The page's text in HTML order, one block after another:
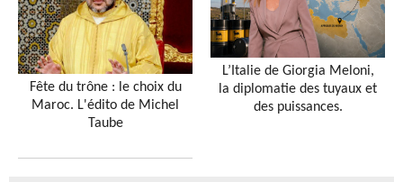
Fête du trône : le choix du
Maroc. L'édito de Michel
Taube
L’Italie de Giorgia Meloni,
la diplomatie des tuyaux et
des puissances.